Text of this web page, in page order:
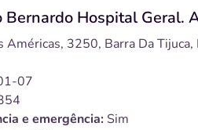
Bernardo Hospital Geral.
Américas, 3250, Barra Da Tijuca,
07
e emergência: Sim